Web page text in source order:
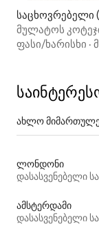
საცხოვრებელი
მულატოს
ფასი/ხარისხი ·
ახლო
ლონდონი
ამსტერდამი